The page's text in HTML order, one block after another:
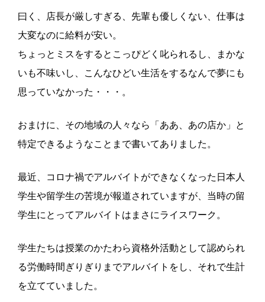
曰く、店長が厳しすぎる、先輩も優しくない、仕事は
大変なのに給料が安い。
ちょっとミスをするとこっぴどく叱られるし、まかな
いも不味いし、こんなひどい生活をするなんで夢にも
思っていなかった・・・。
おまけに、その地域の人々なら「ああ、あの店か」と
特定できるようなことまで書いてありました。
最近、コロナ禍でアルバイトができなくなった日本人
学生や留学生の苦境が報道されていますが、当時の留
学生にとってアルバイトはまさにライスワーク。
学生たちは授業のかたわら資格外活動として認められ
る労働時間ぎりぎりまでアルバイトをし、それで生計
を立てていました。